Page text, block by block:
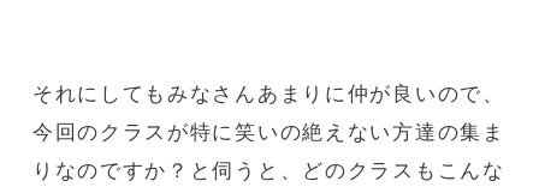
それにしてもみなさんあまりに仲が良いので、
今回のクラスが特に笑いの絶えない方達の集ま
りなのですか？と伺うと、どのクラスもこんな